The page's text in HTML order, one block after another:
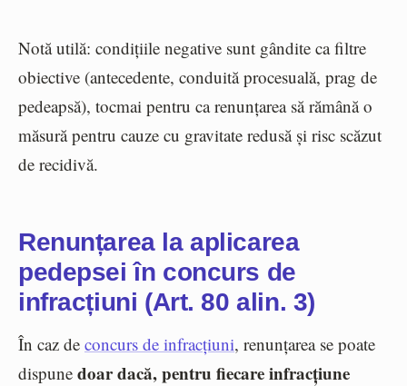
Notă utilă: condițiile negative sunt gândite ca filtre
obiective (antecedente, conduită procesuală, prag de
pedeapsă), tocmai pentru ca renunțarea să rămână o
măsură pentru cauze cu gravitate redusă și risc scăzut
de recidivă.
Renunțarea la aplicarea
pedepsei în concurs de
infracțiuni (Art. 80 alin. 3)
În caz de concurs de infracțiuni, renunțarea se poate
dispune doar dacă, pentru fiecare infracțiune